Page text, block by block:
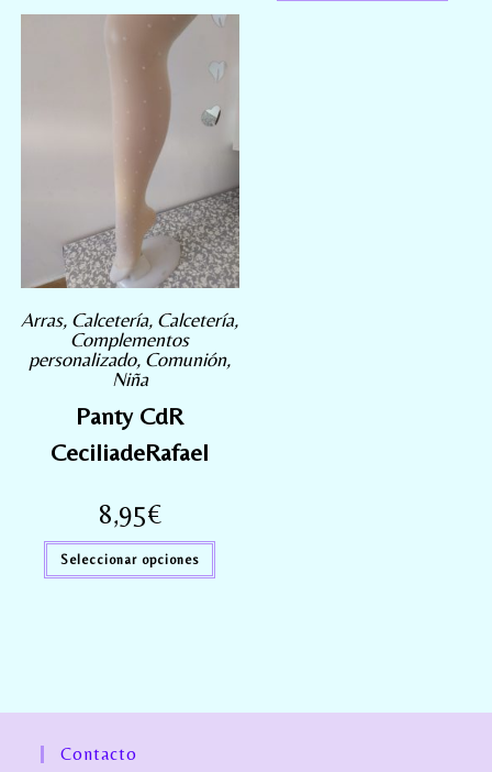
Arras, Calcetería, Calcetería,
Complementos
personalizado, Comunión,
Niña
Panty CdR
CeciliadeRafael
8,95€
Seleccionar opciones
Contacto